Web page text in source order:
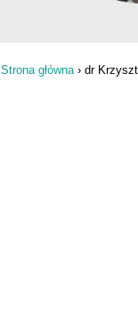
Strona główna› dr